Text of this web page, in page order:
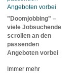
"Doomjobbing" –
viele Jobsuchende
scrollen an den
passenden
Angeboten vorbei
Immer mehr